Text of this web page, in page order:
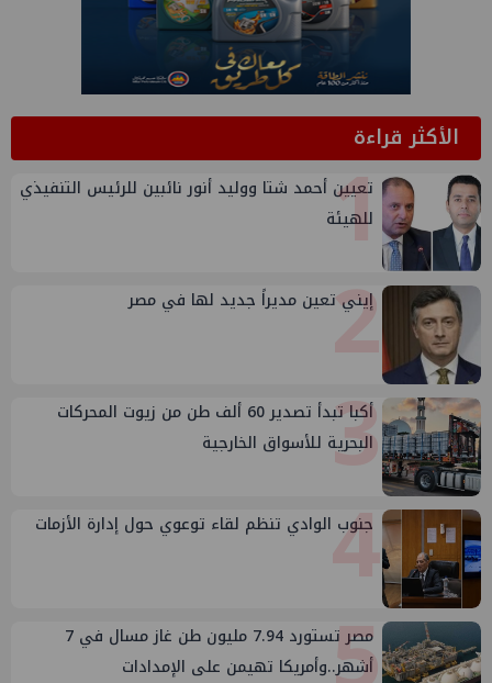
الأكثر قراءة1
تعيين أحمد شتا ووليد أنور نائبين للرئيس التنفيذي
للهيئة
2
إيني تعين مديراً جديد لها في مصر
3
أكبا تبدأ تصدير 60 ألف طن من زيوت المحركات
البحرية للأسواق الخارجية
4
جنوب الوادي تنظم لقاء توعوي حول إدارة الأزمات
مصر تستورد 7.94 مليون طن غاز مسال في 7
أشهر..وأمريكا تهيمن على الإمدادات